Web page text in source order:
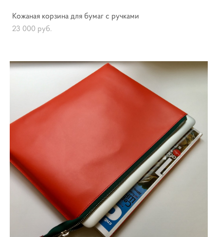
Кожаная корзина для бумаг с ручками
23 000 pуб.